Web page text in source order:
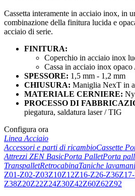
Cassetta interamente in acciaio inox, in
combinazione della finitura lucida e
acciaio di serie.
FINITURA:
Coperchio in acciaio inox
Cassa in acciaio inox
SPESSORE: 1,5 mm - 1,2 mm
CHIUSURA: Maniglia NexT in
MATERIALE CERNIERE:
PROCESSO DI
piegatura, saldatura laser / TIG
Configura ora
Linea Acciaio
Accessori e parti di ricambioCassette
Attrezzi ZEN BasicPorta PalletPorta
TranspalletRetrocabinaTaniche lavamani
Z01-Z02-Z03Z10Z12Z16-Z26-Z36
Z38Z20Z22Z24Z30Z42Z60Z62Z92